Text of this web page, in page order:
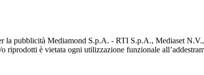
pubblicità Mediamond S.p.A. - RTI S.p.A., Mediaset N.V.,
riprodotti è vietata ogni utilizzazione funzionale